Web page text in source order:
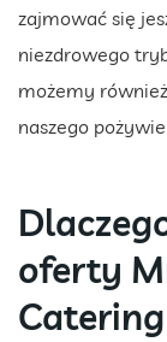
zajmować się
niezdrowego
możemy
naszego
oferty